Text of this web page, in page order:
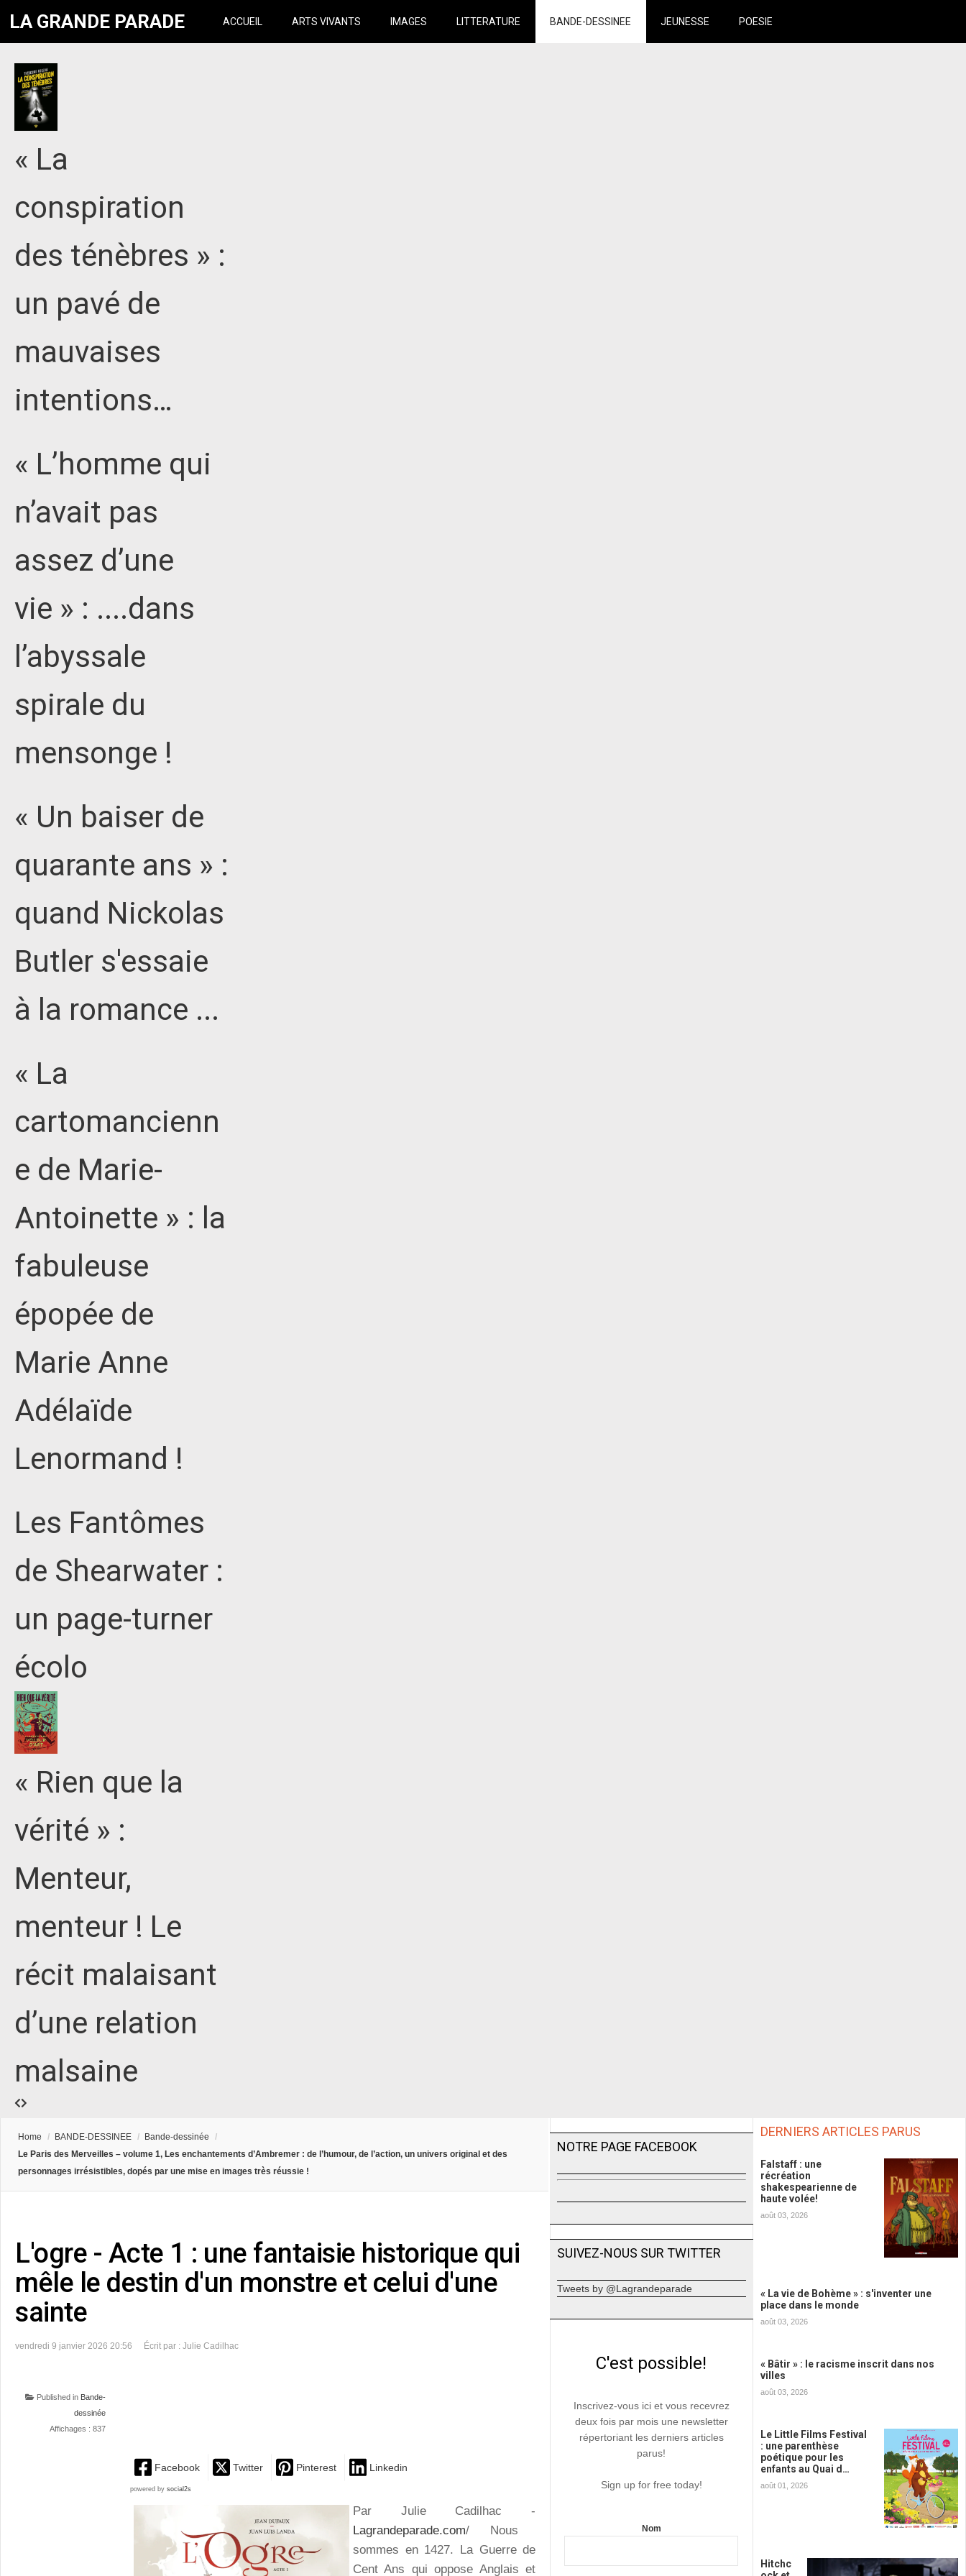
LA GRANDE PARADE ACCUEIL ARTS VIVANTS IMAGES LITTERATURE BANDE-DESSINEE JEUNESSE POESIE
« La
conspiration
des ténèbres » :
un pavé de
mauvaises
intentions…
« L’homme qui
n’avait pas
assez d’une
vie » : ....dans
l’abyssale
spirale du
mensonge !
« Un baiser de
quarante ans » :
quand Nickolas
Butler s'essaie
à la romance ...
« La
cartomancienn
e de Marie-
Antoinette » : la
fabuleuse
épopée de
Marie Anne
Adélaïde
Lenormand !
Les Fantômes
de Shearwater :
un page-turner
écolo
« Rien que la
vérité » :
Menteur,
menteur ! Le
récit malaisant
d’une relation
malsaine
Home / BANDE-DESSINEE / Bande-dessinée
/
Le Paris des Merveilles – volume 1, Les enchantements d’Ambremer : de l’humour, de l’action, un univers original et des
personnages irrésistibles, dopés par une mise en images très réussie !
L'ogre - Acte 1 : une fantaisie historique qui
mêle le destin d'un monstre et celui d'une
sainte
vendredi 9 janvier 2026 20:56 Écrit par : Julie Cadilhac
Published in Bande-
dessinée
Affichages : 837
Facebook Twitter Pinterest Linkedin
powered by social2s
Par Julie Cadilhac -
Lagrandeparade.com/ Nous
sommes en 1427. La Guerre de
Cent Ans qui oppose Anglais et
NOTRE PAGE FACEBOOK
SUIVEZ-NOUS SUR TWITTER
Tweets by @Lagrandeparade
C'est possible!
Inscrivez-vous ici et vous recevrez
deux fois par mois une newsletter
répertoriant les derniers articles
parus!
Sign up for free today!
Nom
DERNIERS ARTICLES PARUS
Falstaff : une
récréation
shakespearienne de
haute volée!
août 03, 2026
« La vie de Bohème » : s'inventer une
place dans le monde
août 03, 2026
« Bâtir » : le racisme inscrit dans nos
villes
août 03, 2026
Le Little Films Festival
: une parenthèse
poétique pour les
enfants au Quai d…
août 01, 2026
Hitchc